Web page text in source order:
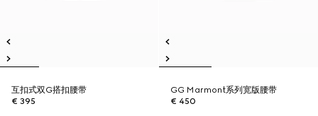
互扣式双G搭扣腰带
€ 395
GG Marmont系列宽版腰带
€ 450